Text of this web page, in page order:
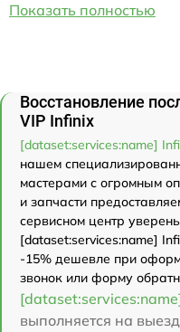
Показать полностью
Восстановление
VIP Infinix
[dataset:services:name]
нашем
мастерами с огромным
и запчасти
сервисном центр
[dataset:services:name]
-15% дешевле при
звонок или форму
выполняется на